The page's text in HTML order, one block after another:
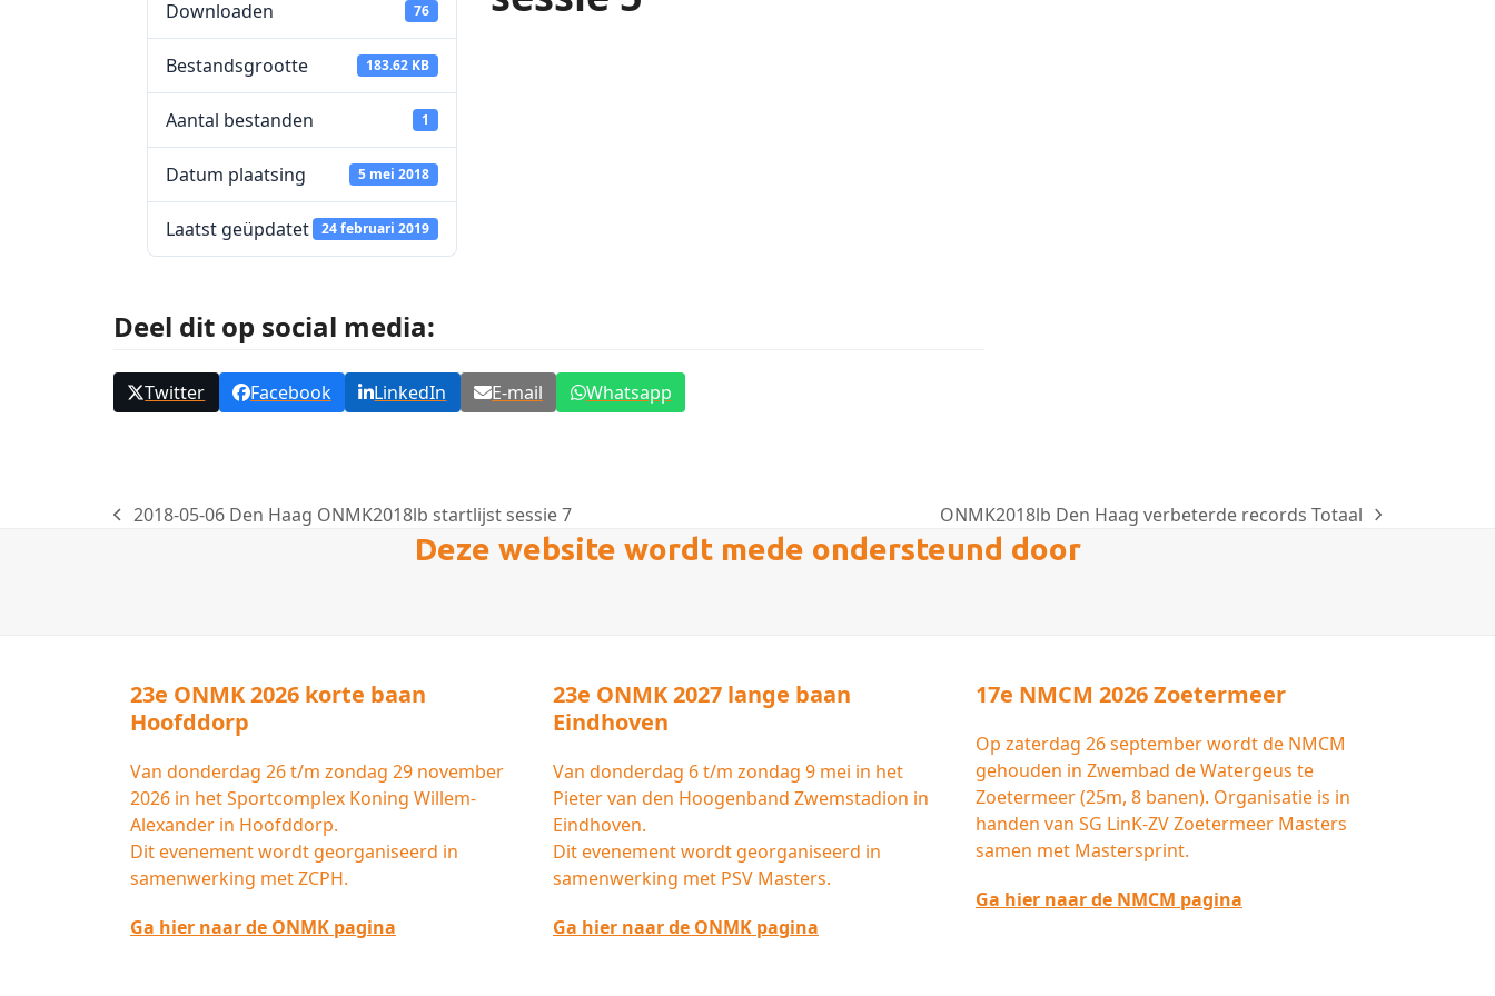
Downloaden 76
Bestandsgrootte 183.62 KB
Aantal bestanden 1
Datum plaatsing 5 mei 2018
Laatst geüpdatet 24 februari 2019
Deel dit op social media:
Twitter Facebook LinkedIn E-mail Whatsapp
previous
2018-05-06 Den Haag ONMK2018lb startlijst sessie 7
next
post:
ONMK2018lb Den Haag verbeterde records Totaal
Deze website wordt mede ondersteund door
23e ONMK 2026 korte baan
Hoofddorp
Van donderdag 26 t/m zondag 29 november
2026 in het Sportcomplex Koning Willem-
Alexander in Hoofddorp.
Dit evenement wordt georganiseerd in
samenwerking met ZCPH.
Ga hier naar de ONMK pagina
23e ONMK 2027 lange baan
Eindhoven
Van donderdag 6 t/m zondag 9 mei in het
Pieter van den Hoogenband Zwemstadion in
Eindhoven.
Dit evenement wordt georganiseerd in
samenwerking met PSV Masters.
Ga hier naar de ONMK pagina
17e NMCM 2026 Zoetermeer
Op zaterdag 26 september wordt de NMCM
gehouden in Zwembad de Watergeus te
Zoetermeer (25m, 8 banen). Organisatie is in
handen van SG LinK-ZV Zoetermeer Masters
samen met Mastersprint.
Ga hier naar de NMCM pagina